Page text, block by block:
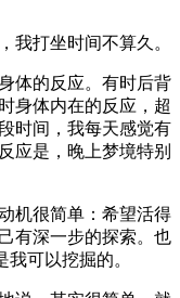
我打坐时间不算久。
体的反应。有时后背
身体内在的反应，超
时间，我每天感觉有
应是，晚上梦境特别
机很简单：希望活得
有深一步的探索。也
可以挖掘的。